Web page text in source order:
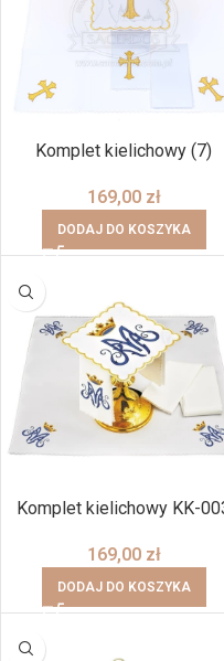
Komplet kielichowy (7)
169,00 zł
DODAJ DO KOSZYKA
Komplet kielichowy KK-
169,00 zł
DODAJ DO KOSZYKA